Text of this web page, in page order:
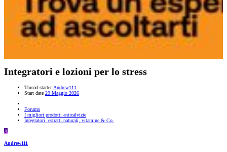
Integratori e lozioni per lo stress
Thread starter Andrew111
Start date 29 Maggio 2026
Forums
I migliori prodotti anticalvizie
Integratori, estratti naturali, vitamine & Co.
A
Andrew111